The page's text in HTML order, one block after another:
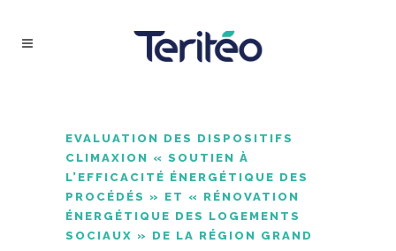
EVALUATION DES DISPOSITIFS
CLIMAXION « SOUTIEN À
L’EFFICACITÉ ÉNERGÉTIQUE DES
PROCÉDÉS » ET « RÉNOVATION
ÉNERGÉTIQUE DES LOGEMENTS
SOCIAUX » DE LA RÉGION GRAND